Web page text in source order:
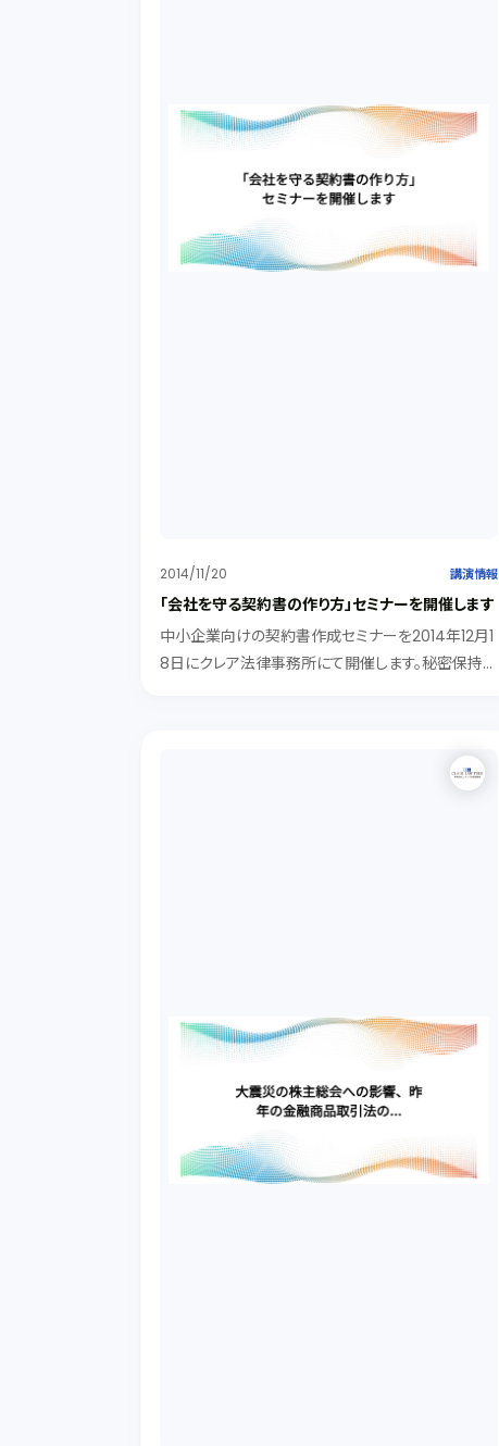
2014/11/20 講演情報
「会社を守る契約書の作り方」セミナーを開催します
中小企業向けの契約書作成セミナーを2014年12月1
8日にクレア法律事務所にて開催します。秘密保持契